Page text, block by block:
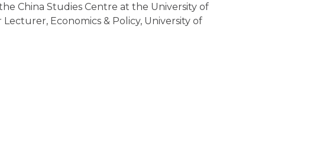
China Studies Centre at the University of
Lecturer, Economics & Policy, University of